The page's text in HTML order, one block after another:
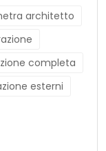
architetto
completa
esterni